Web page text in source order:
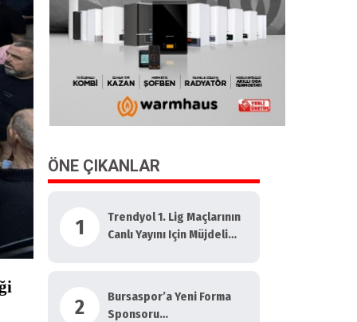
ÖNE ÇIKANLAR
1
Trendyol 1. Lig Maçlarının
Canlı Yayını Için Müjdeli
2
Bursaspor’a Yeni Forma
Sponsoru…